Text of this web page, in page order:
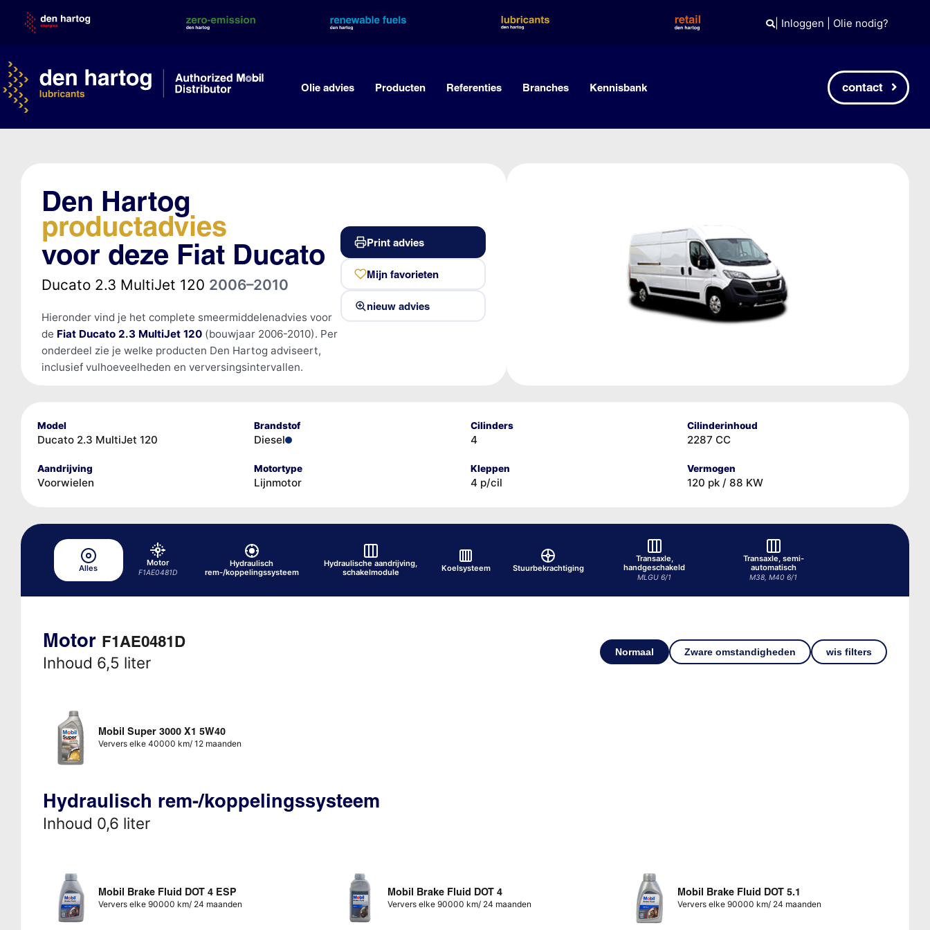
content
| Inloggen Olie nodig?
Olie advies Producten Referenties Branches Kennisbank contact
Den Hartog
productadvies
voor deze Fiat Ducato
Ducato 2.3 MultiJet 120 2006–2010
Hieronder vind je het complete smeermiddelenadvies voor
de Fiat Ducato 2.3 MultiJet 120(bouwjaar 2006-2010). Per
onderdeel zie je welke producten Den Hartog adviseert,
inclusief vulhoeveelheden en verversingsintervallen.
Print advies
Mijn favorieten
nieuw advies
Model
Ducato 2.3 MultiJet 120
Brandstof
Diesel
Cilinders
4
Cilinderinhoud
2287 CC
Aandrijving
Voorwielen
Motortype
Lijnmotor
Kleppen
4 p/cil
Vermogen
120 pk / 88 KW
Alles
Motor
F1AE0481D
Hydraulisch
rem-/koppelingssysteem
Hydraulische aandrijving,
schakelmodule
Koelsysteem Stuurbekrachtiging
Transaxle,
handgeschakeld
MLGU 6/1
Transaxle, semi-
automatisch
M38, M40 6/1
Motor F1AE0481D
Inhoud 6,5 liter
Normaal Zware omstandigheden wis filters
Mobil Super 3000 X1 5W40
Ververs elke 40000 km/ 12 maanden
Hydraulisch rem-/koppelingssysteem
Inhoud 0,6 liter
Mobil Brake Fluid DOT 4 ESP
Ververs elke 90000 km/ 24 maanden
Mobil Brake Fluid DOT 4
Ververs elke 90000 km/ 24 maanden
Mobil Brake Fluid DOT 5.1
Ververs elke 90000 km/ 24 maanden